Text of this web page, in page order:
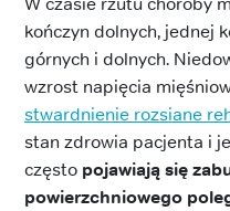
kończyn dolnych, jednej
górnych i dolnych.
wzrost napięcia
stwardnienie rozsiane
stan zdrowia pacjenta i
często pojawiają się
powierzchniowego